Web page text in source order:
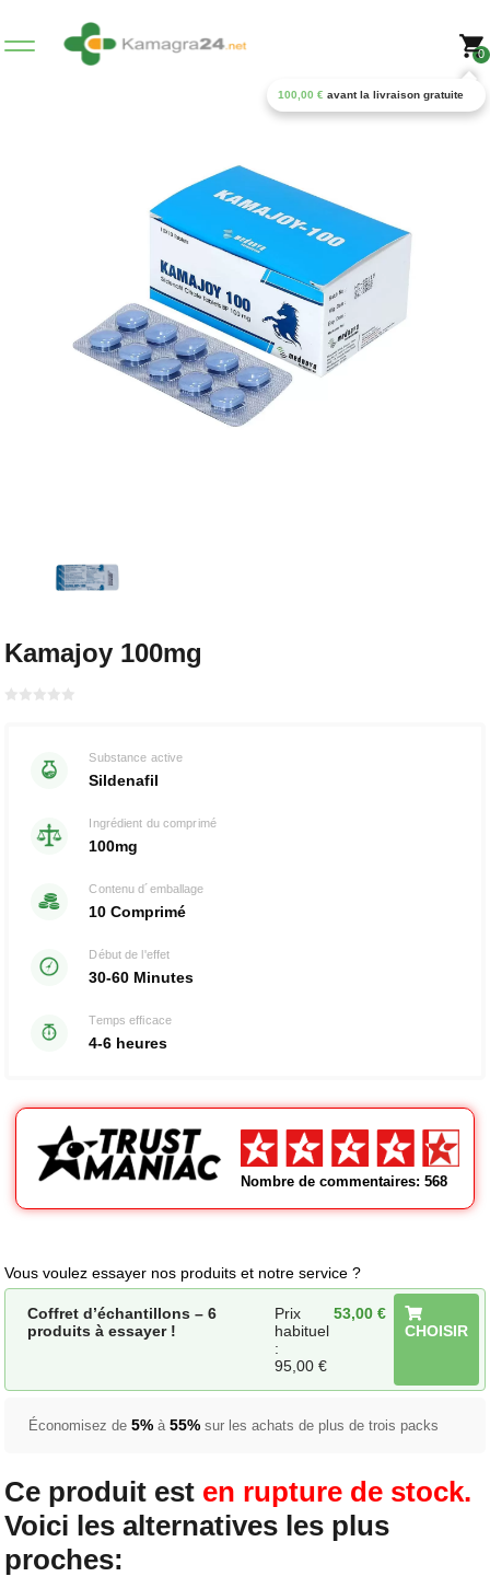
0
100,00 € avant la livraison gratuite
Kamajoy 100mg
Substance active
Sildenafil
Ingrédient du comprimé
100mg
Contenu d´emballage
10 Comprimé
Début de l'effet
30-60 Minutes
Temps efficace
4-6 heures
Nombre de commentaires: 568
Vous voulez essayer nos produits et notre service ?
Coffret d’échantillons – 6
produits à essayer !
Prix
habituel
:
95,00€
53,00€
CHOISIR
Économisez de5%à55%sur les achats de plus de trois packs
Ce produit est en rupture de stock.
Voici les alternatives les plus
proches: